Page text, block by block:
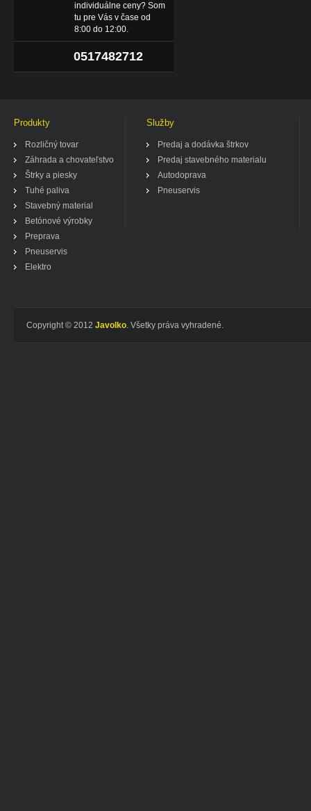
individuálne ceny? Som
tu pre Vás v čase od
8:00 do 12:00.
0517482712
Produkty
Rozličný tovar
Záhrada a chovateľstvo
Štrky a piesky
Tuhé paliva
Stavebný material
Betónové výrobky
Preprava
Pneuservis
Elektro
Služby
Predaj a dodávka štrkov
Predaj stavebného materialu
Autodoprava
Pneuservis
Copyright © 2012 Javolko. Všetky práva vyhradené.